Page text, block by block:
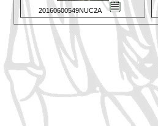
20160600549NUC2A